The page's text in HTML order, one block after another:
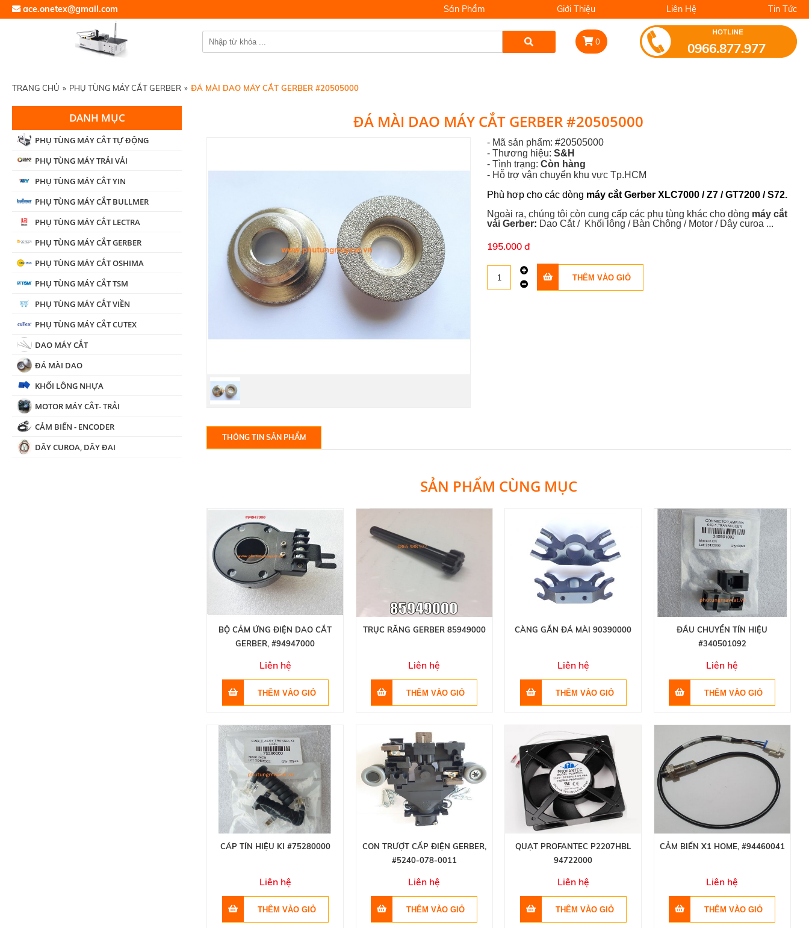
ace.onetex@gmail.com Sản Phẩm Giới Thiệu Liên Hệ Tin Tức
0 0966.877.977
TRANG CHỦ » PHỤ TÙNG MÁY CẮT GERBER » ĐÁ MÀI DAO MÁY CẮT GERBER #20505000
DANH MỤC
PHỤ TÙNG MÁY CẮT TỰ ĐỘNG
PHỤ TÙNG MÁY TRẢI VẢI
PHỤ TÙNG MÁY CẮT YIN
PHỤ TÙNG MÁY CẮT BULLMER
PHỤ TÙNG MÁY CẮT LECTRA
PHỤ TÙNG MÁY CẮT GERBER
PHỤ TÙNG MÁY CẮT OSHIMA
PHỤ TÙNG MÁY CẮT TSM
PHỤ TÙNG MÁY CẮT VIỀN
PHỤ TÙNG MÁY CẮT CUTEX
DAO MÁY CẮT
ĐÁ MÀI DAO
KHỐI LÔNG NHỰA
MOTOR MÁY CẮT- TRẢI
CẢM BIẾN - ENCODER
DÂY CUROA, DÂY ĐAI
ĐÁ MÀI DAO MÁY CẮT GERBER #20505000
- Mã sản phẩm: #20505000
- Thương hiệu:S&H
- Tình trạng:Còn hàng
- Hỗ trợ vận chuyển khu vực Tp.HCM
Phù hợp cho các dòng máy cắtGerber XLC7000 / Z7 / GT7200 / S72.
Ngoài ra, chúng tôi còn cung cấp các phụ tùng khác cho dòng máy cắt
vải Gerber: Dao Cắt / Khối lông / Bàn Chông / Motor / Dây curoa ...
195.000 đ
THÔNG TIN SẢN PHẨM
SẢN PHẨM CÙNG MỤC
BỘ CẢM ỨNG ĐIỆN DAO CẮT
GERBER, #94947000
Liên hệ
TRỤC RĂNG GERBER 85949000
Liên hệ
CÀNG GẮN ĐÁ MÀI 90390000
Liên hệ
ĐẦU CHUYỂN TÍN HIỆU
#340501092
Liên hệ
CÁP TÍN HIỆU KI #75280000
Liên hệ
CON TRƯỢT CẤP ĐIỆN GERBER,
#5240-078-0011
Liên hệ
QUẠT PROFANTEC P2207HBL
94722000
Liên hệ
CẢM BIẾN X1 HOME, #94460041
Liên hệ